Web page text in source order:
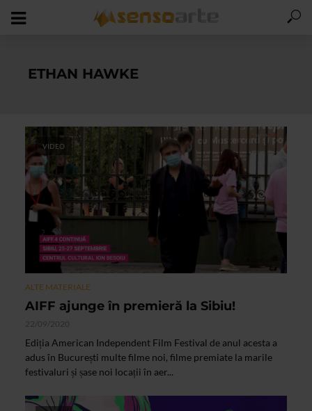
ETHAN HAWKE
VIDEO
ALTE MATERIALE
AIFF ajunge în premieră la Sibiu!
22/09/2020
Ediția American Independent Film Festival de anul acesta a
adus în București multe filme noi, filme premiate la marile
festivaluri și șase noi locații în aer...